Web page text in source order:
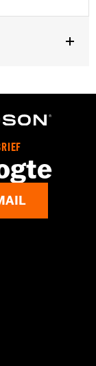
nieuwe pakkingen
informatie.